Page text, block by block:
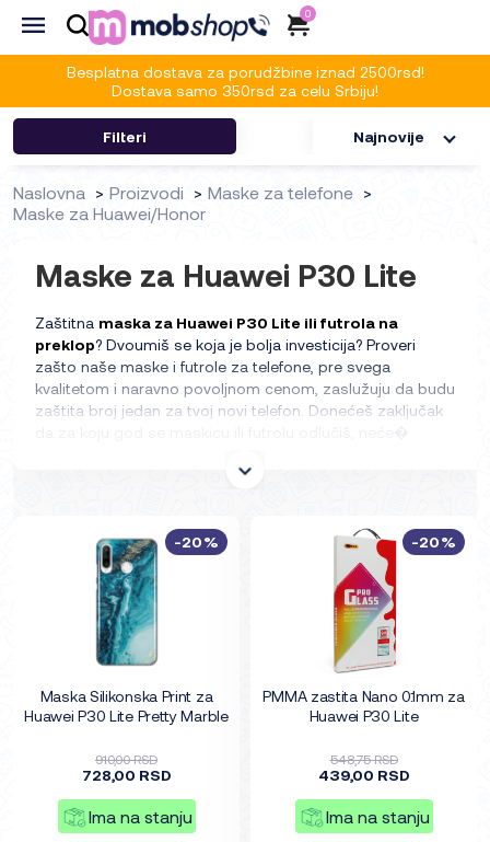
0
Besplatna dostava za porudžbine iznad 2500rsd!
Dostava samo 350rsd za celu Srbiju!
Filteri Najnovije
Naslovna Proizvodi
Maske za telefone
Maske za Huawei/Honor
Maske za Huawei P30 Lite
Zaštitna maska za Huawei P30 Lite ili futrola na
preklop? Dvoumiš se koja je bolja investicija? Proveri
zašto naše maske i futrole za telefone, pre svega
kvalitetom i naravno povoljnom cenom, zaslužuju da budu
zaštita broj jedan za tvoj novi telefon. Donećeš zaključak
Maska Silikonska Print za
Huawei P30 Lite Pretty Marble
910,00 RSD
728,00 RSD
Ima na stanju
-20%
PMMA zastita Nano 0.1mm za
Huawei P30 Lite
548,75 RSD
439,00 RSD
Ima na stanju
-20%